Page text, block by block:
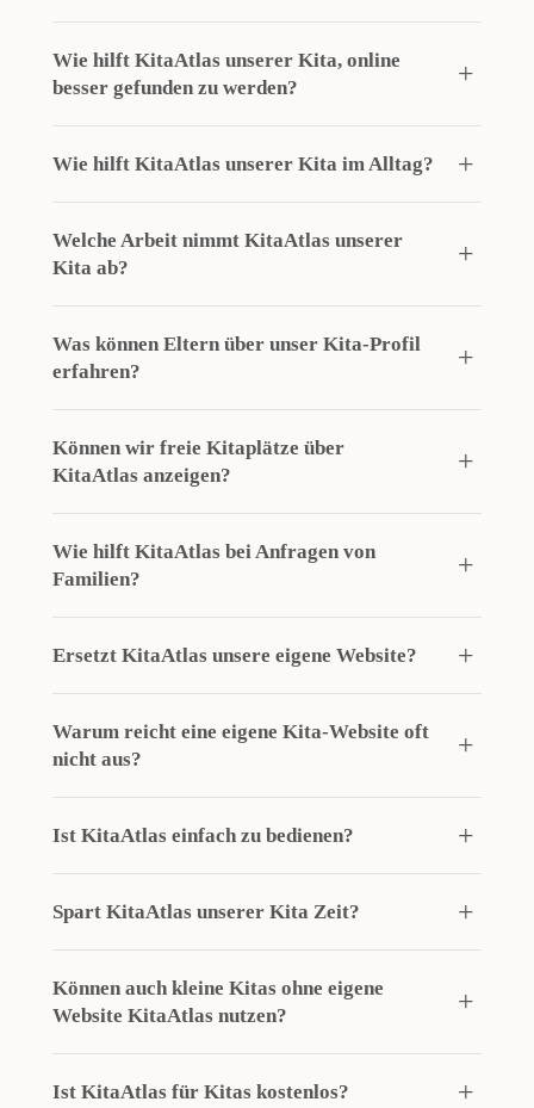
Wie hilft KitaAtlas unserer Kita, online
besser gefunden zu werden?
Wie hilft KitaAtlas unserer Kita im Alltag?
Welche Arbeit nimmt KitaAtlas unserer
Kita ab?
Was können Eltern über unser Kita-Profil
erfahren?
Können wir freie Kitaplätze über
KitaAtlas anzeigen?
Wie hilft KitaAtlas bei Anfragen von
Familien?
Ersetzt KitaAtlas unsere eigene Website?
Warum reicht eine eigene Kita-Website oft
nicht aus?
Ist KitaAtlas einfach zu bedienen?
Spart KitaAtlas unserer Kita Zeit?
Können auch kleine Kitas ohne eigene
Website KitaAtlas nutzen?
Ist KitaAtlas für Kitas kostenlos?